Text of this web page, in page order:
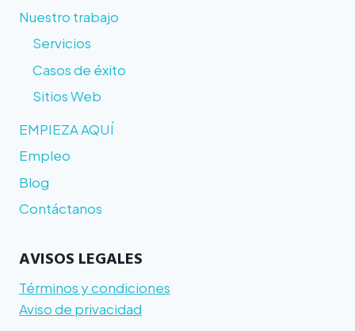
Nuestro trabajo
Servicios
Casos de éxito
Sitios Web
EMPIEZA AQUÍ
Empleo
Blog
Contáctanos
AVISOS LEGALES
Términos y condiciones
Aviso de privacidad